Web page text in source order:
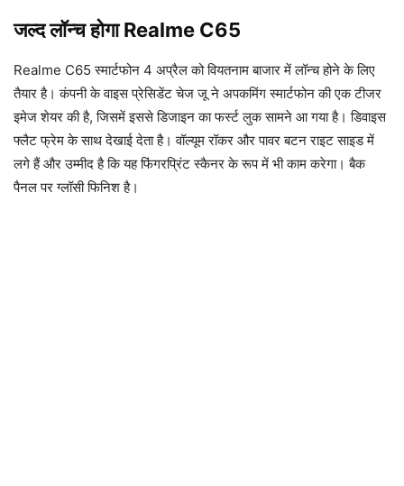
जल्द लॉन्च होगा Realme C65
Realme C65 स्मार्टफोन 4 अप्रैल को वियतनाम बाजार में लॉन्च होने के लिए
तैयार है। कंपनी के वाइस प्रेसिडेंट चेज जू ने अपकमिंग स्मार्टफोन की एक टीजर
इमेज शेयर की है, जिसमें इससे डिजाइन का फर्स्ट लुक सामने आ गया है। डिवाइस
फ्लैट फ्रेम के साथ देखाई देता है। वॉल्यूम रॉकर और पावर बटन राइट साइड में
लगे हैं और उम्मीद है कि यह फिंगरप्रिंट स्कैनर के रूप में भी काम करेगा। बैक
पैनल पर ग्लॉसी फिनिश है।